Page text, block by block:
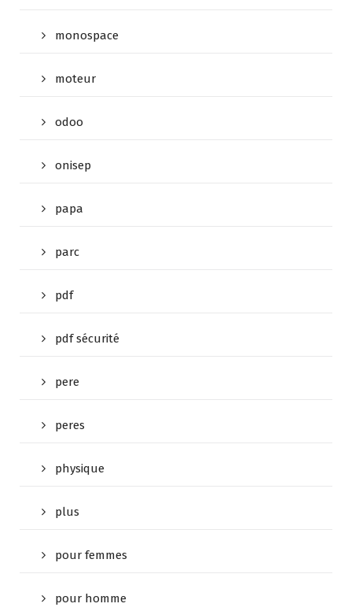
monospace
moteur
odoo
onisep
papa
parc
pdf
pdf sécurité
pere
peres
physique
plus
pour femmes
pour homme